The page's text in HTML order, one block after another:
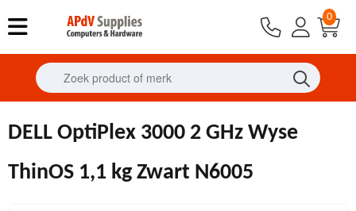
0
DELL OptiPlex 3000 2 GHz Wyse
ThinOS 1,1 kg Zwart N6005